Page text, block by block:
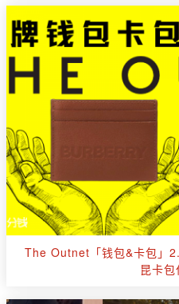
The Outnet「钱包&卡包」
昆卡